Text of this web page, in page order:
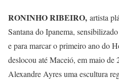
RONINHO RIBEIRO, artista
Santana do Ipanema,
e para marcar o primeiro ano do
deslocou até Maceió, em maio de
Alexandre Ayres uma escultura